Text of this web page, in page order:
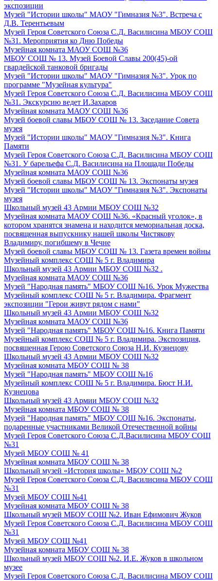
экспозиции
Музей "Истории школы" МАОУ "Гимназия №3". Встреча с
Д.В. Терентьевым
Музей Героя Советского Союза С.Д. Василисина МБОУ СОШ
№31. Мероприятия ко Дню Победы
Музейная комната МАОУ СОШ №36
МБОУ СОШ № 13. Музей Боевой Славы 200(45)-ой
гвардейской танковой бригады
Музей "Истории школы" МАОУ "Гимназия №3". Урок по
программе "Музейная культура"
Музей Героя Советского Союза С.Д. Василисина МБОУ СОШ
№31. Экскурсию ведет И.Захаров
Музейная комната МАОУ СОШ №36
Музей боевой славы МБОУ СОШ № 13. Заседание Совета
музея
Музей "Истории школы" МАОУ "Гимназия №3". Книга
Памяти
Музей Героя Советского Союза С.Д. Василисина МБОУ СОШ
№31. У барельефа С.Д. Василисина на Площади Победы
Музейная комната МАОУ СОШ №36
Музей боевой славы МБОУ СОШ № 13. Экспонаты музея
Музей "Истории школы" МАОУ "Гимназия №3". Экспонаты
музея
Школьный музей 43 Армии МБОУ СОШ №32
Музейная комната МАОУ СОШ №36. «Красный уголок», в
котором хранятся знамена и находится мемориальная доска,
посвященная выпускнику нашей школы Чистякову
Владимиру, погибшему в Чечне
Музей боевой славы МБОУ СОШ № 13. Газета времен войны
Музейный комплекс СОШ № 5 г. Владимира
Школьный музей 43 Армии МБОУ СОШ №32 .
Музейная комната МАОУ СОШ №36
Музей "Народная память" МБОУ СОШ №16. Урок Мужества
Музейный комплекс СОШ № 5 г. Владимира. Фрагмент
экспозиции "Герои живут рядом с нами"
Школьный музей 43 Армии МБОУ СОШ №32
Музейная комната МАОУ СОШ №36
Музей "Народная память" МБОУ СОШ №16. Книга Памяти
Музейный комплекс СОШ № 5 г. Владимира. Экспозиция,
посвященная Герою Советского Союза Н.И. Кузнецову
Школьный музей 43 Армии МБОУ СОШ №32
Музейная комната МБОУ СОШ № 38
Музей "Народная память" МБОУ СОШ №16
Музейный комплекс СОШ № 5 г. Владимира. Бюст Н.И.
Кузнецова
Школьный музей 43 Армии МБОУ СОШ №32
Музейная комната МБОУ СОШ № 38
Музей "Народная память" МБОУ СОШ №16. Экспонаты,
подаренные участниками Великой Отечественной войны
Музей Героя Советского Союза С.Д.Василисина МБОУ СОШ
№31
Музей МБОУ СОШ № 41
Музейная комната МБОУ СОШ № 38
Школьный музей «История школы» МБОУ СОШ №2
Музей Героя Советского Союза С.Д. Василисина МБОУ СОШ
№31
Музей МБОУ СОШ №41
Музейная комната МБОУ СОШ № 38
Школьный музей МБОУ СОШ №2. Иван Ефимович Жуков
Музей Героя Советского Союза С.Д. Василисина МБОУ СОШ
№31
Музей МБОУ СОШ №41
Музейная комната МБОУ СОШ № 38
Школьный музей МБОУ СОШ №2. И.Е. Жуков в школьном
музее
Музей Героя Советского Союза С.Д. Василисина МБОУ СОШ